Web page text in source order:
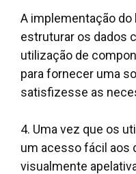
A implementação do
estruturar os dados
utilização de
para fornecer uma
satisfizesse as
4. Uma vez que os
um acesso fácil aos
visualmente